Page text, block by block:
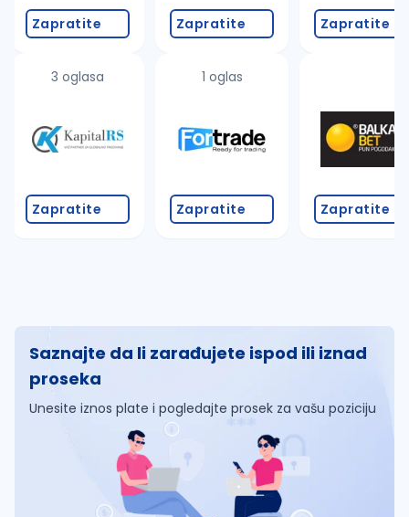
promenite odabrane filtere pretrage
Zapratite
3 oglasa
Zapratite
Zapratite
1 oglas
Zapratite
Zapratite
Zapratite
Saznajte da li zarađujete ispod ili iznad
proseka
Unesite iznos plate i pogledajte prosek za vašu poziciju